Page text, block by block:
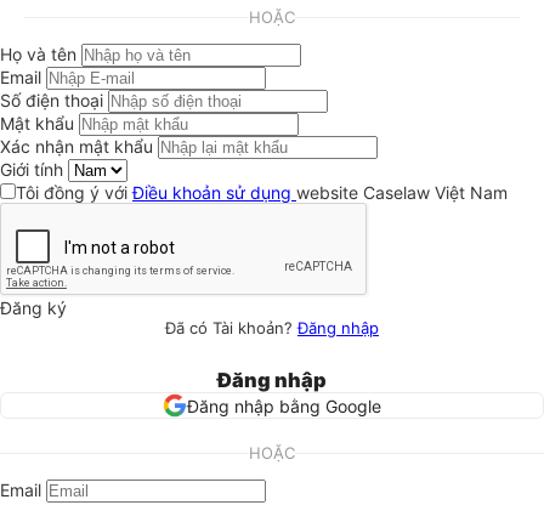
HOẶC
Họ và tên
Email
Số điện thoại
Mật khẩu
Xác nhận mật khẩu
Giới tính
Tôi đồng ý vớiĐiều khoản sử dụng website Caselaw Việt Nam
Đăng ký
Đã có Tài khoản?Đăng nhập
Đăng nhập
Đăng nhập bằng Google
HOẶC
Email